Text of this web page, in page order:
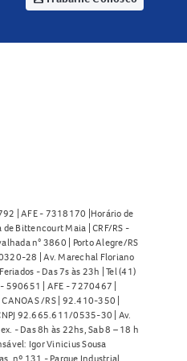
| AFE - 7318170 |Horário de
Bittencourt Maia | CRF/RS -
n° 3860 | Porto Alegre/RS
28 | Av. Marechal Floriano
- Das 7s às 23h | Tel (41)
590651 | AFE - 7270467 |
/RS | 92.410-350 |
92.665.611/0535-30 | Av.
- Das 8h às 22hs, Sab 8 – 18 h
Igor Vinicius Sousa
nº 131 - Parque Industrial